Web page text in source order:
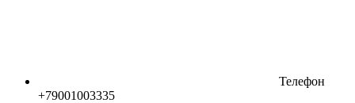
Телефон
+79001003335